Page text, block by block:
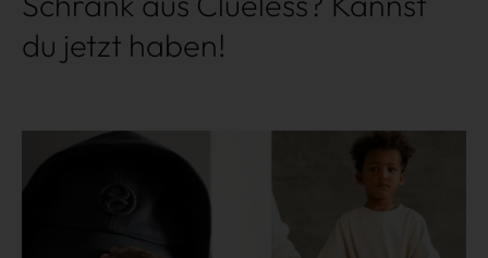
du jetzt haben!
Mehr lesen